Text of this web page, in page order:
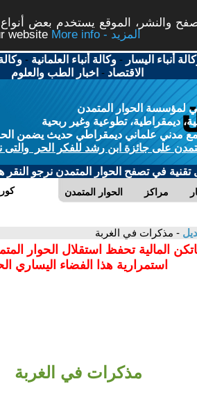
والنشر، الموقع يستخدم بعض
website
More info - المزيد
أنباء اليسار -وكالة أنباء العلمانية -
الاقتصاد - اخبار الطب والعلوم
لمؤسسة الحوار المتمدن
ديمقراطية، تطوعية وغير ربحية
مدني علماني ديمقراطي حديث يضمن
على جائزة ابن رشد للفكر الحر والتى
تقنية في تصفح الحوار المتمدن نرجو النقر
الحوار المتمدن مراكز
- مذكرات في الغربة
المالية تحفظ استقلال الحوار
استمرارية هذا الفضاء اليساري
مذكرات في الغربة